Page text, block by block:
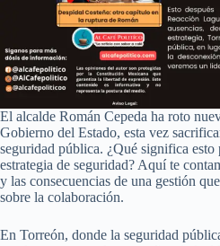
El alcalde Román Cepeda ha roto
Gobierno del Estado, esta vez
seguridad pública. ¿Qué significa
estrategia de seguridad? Aquí te
y las consecuencias de una gestión
sobre la colaboración.
En Torreón, donde la seguridad